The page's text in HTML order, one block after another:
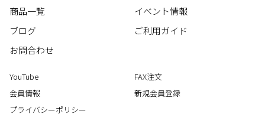
商品一覧
イベント情報
ブログ
ご利用ガイド
お問合わせ
YouTube
FAX注文
会員情報
新規会員登録
プライバシーポリシー